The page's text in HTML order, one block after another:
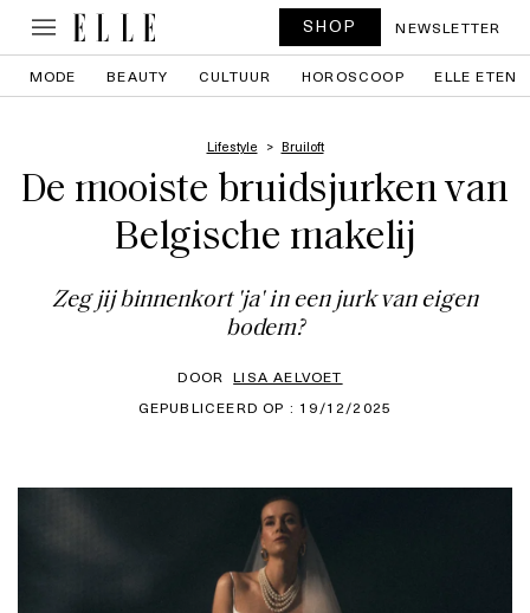
SHOP NEWSLETTER
MODE BEAUTY CULTUUR HOROSCOOP ELLE ETEN
Lifestyle Bruiloft
De mooiste bruidsjurken van
Belgische makelij
Zeg jij binnenkort 'ja' in een jurk van eigen
bodem?
DOOR LISA AELVOET
GEPUBLICEERD OP : 19/12/2025